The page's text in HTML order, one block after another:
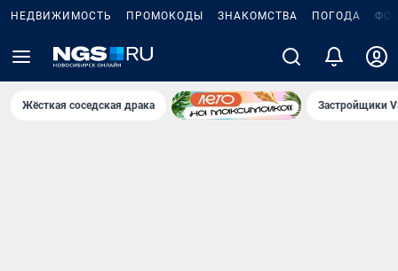
НЕДВИЖИМОСТЬ ПРОМОКОДЫ ЗНАКОМСТВА ПОГОДА
Жёсткая соседская драка Застройщики